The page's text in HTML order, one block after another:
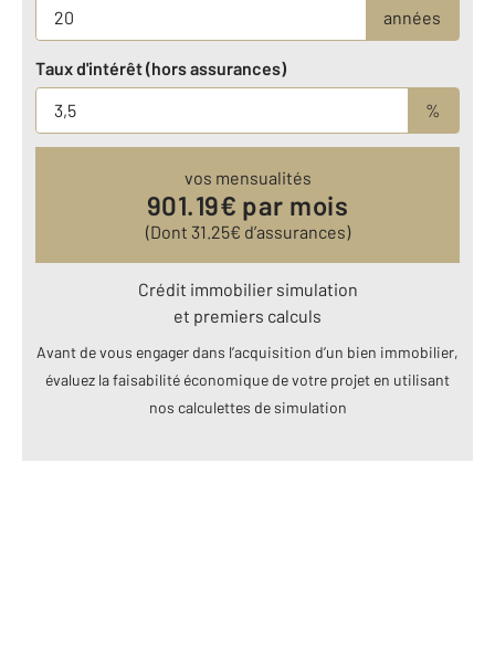
années
Taux d'intérêt (hors assurances)
%
vos mensualités
901.19€ par mois
(Dont 31.25€ d’assurances)
Crédit immobilier simulation
et premiers calculs
Avant de vous engager dans l’acquisition d’un bien immobilier,
évaluez la faisabilité économique de votre projet en utilisant
nos calculettes de simulation